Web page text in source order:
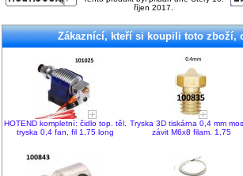
říjen 2017.
Zákaznící, kteří si koupili toto zboží,
HOTEND kompletní: čidlo top. těl.
tryska 0,4 fan, fil 1,75 long
Tryska 3D tiskárna 0,4 mm
závit M6x8 filam. 1,75